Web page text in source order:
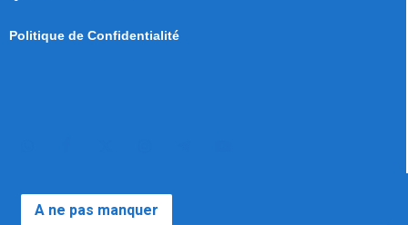
Politique de Confidentialité
A ne pas manquer